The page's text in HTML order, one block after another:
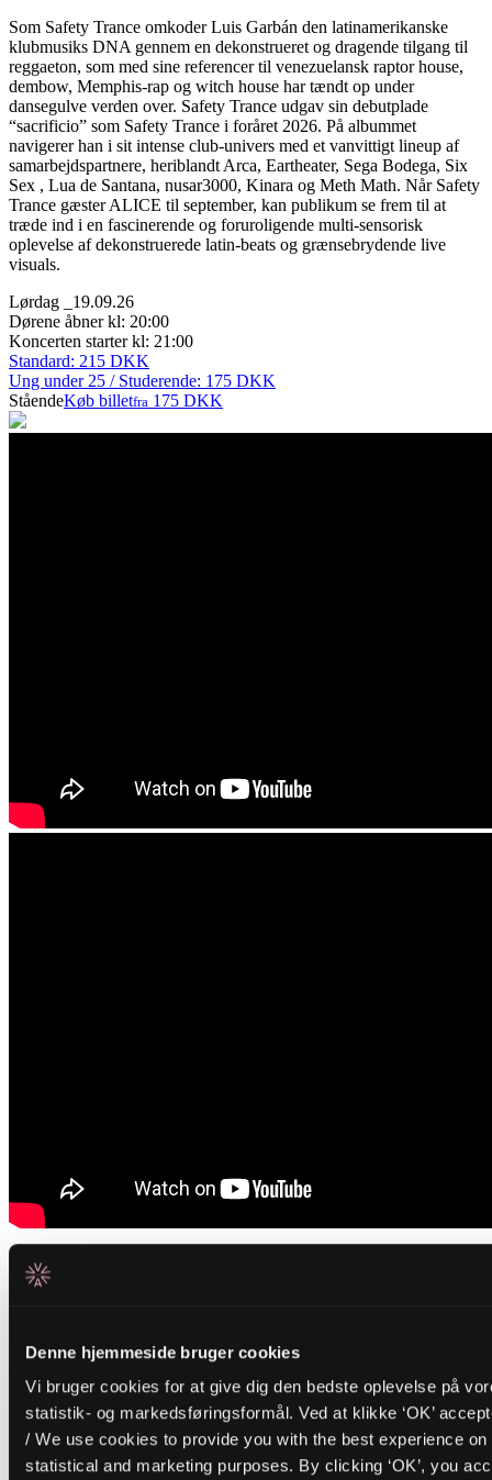
Denne hjemmeside bruger cookies
Vi bruger cookies for at give dig den bedste oplevelse på
statistik- og markedsføringsformål. Ved at klikke ‘OK’
/ We use cookies to provide you with the best experience
statistical and marketing purposes. By clicking ‘OK’, you
Som Safety Trance omkoder Luis Garbán den latinamerikanske
klubmusiks DNA gennem en dekonstrueret og dragende tilgang til
reggaeton, som med sine referencer til venezuelansk raptor house,
dembow, Memphis-rap og witch house har tændt op under
dansegulve verden over. Safety Trance udgav sin debutplade
“sacrificio” som Safety Trance i foråret 2026. På albummet
navigerer han i sit intense club-univers med et vanvittigt lineup af
samarbejdspartnere, heriblandt Arca, Eartheater, Sega Bodega, Six
Sex , Lua de Santana, nusar3000, Kinara og Meth Math. Når Safety
Trance gæster ALICE til september, kan publikum se frem til at
træde ind i en fascinerende og foruroligende multi-sensorisk
oplevelse af dekonstruerede latin-beats og grænsebrydende live
visuals.
Lørdag _19.09.26
Dørene åbner kl: 20:00
Koncerten starter kl: 21:00
Standard: 215 DKK
Ung under 25 / Studerende: 175 DKK
StåendeKøb billetfra 175 DKK
Relaterede events
Cinna PeyghamyFR/IR
Traditionel persisk slagtøj møder modular synth i fascinerende soundscapes
Fredag _28.08.26
BR/PT